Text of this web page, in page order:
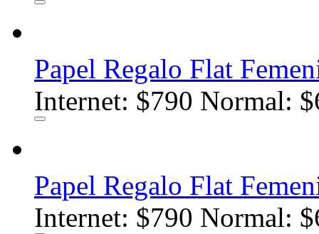
Papel Regalo Flat
Internet: $790 Normal:
Papel Regalo Flat
Internet: $790 Normal: